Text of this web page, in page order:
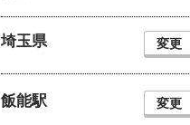
埼玉県 変更
飯能駅 変更